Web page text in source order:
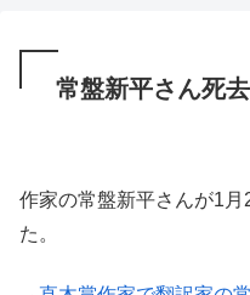
常盤新平さん死去
作家の常盤新平さんが1
た。